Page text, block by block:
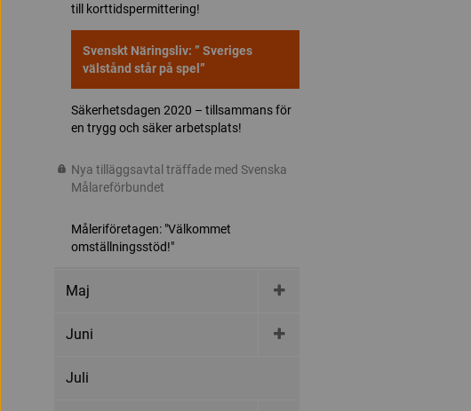
till korttidspermittering!
Svenskt Näringsliv: ” Sveriges
välstånd står på spel”
Säkerhetsdagen 2020 – tillsammans för
en trygg och säker arbetsplats!
Nya tilläggsavtal träffade med Svenska
Målareförbundet
Måleriföretagen: "Välkommet
omställningsstöd!"
Maj
Juni
Juli